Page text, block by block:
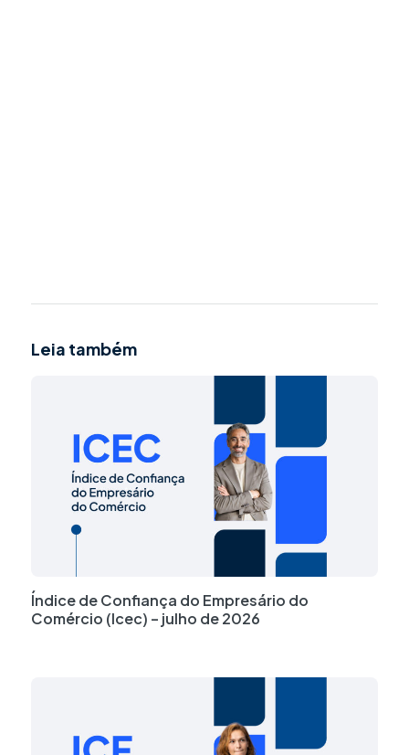
Powered By EmbedPress
Leia também
Índice de Confiança do Empresário do
Comércio (Icec) – julho de 2026